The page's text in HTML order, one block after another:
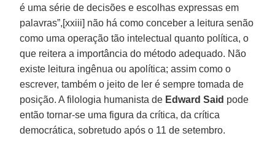
é uma série de decisões e escolhas expressas em
palavras”,[xxiii] não há como conceber a leitura senão
como uma operação tão intelectual quanto política, o
que reitera a importância do método adequado. Não
existe leitura ingênua ou apolítica; assim como o
escrever, também o jeito de ler é sempre tomada de
posição. A filologia humanista de Edward Said pode
então tornar-se uma figura da crítica, da crítica
democrática, sobretudo após o 11 de setembro.